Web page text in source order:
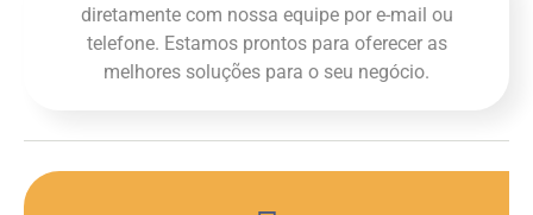
diretamente com nossa equipe por e-mail ou
telefone. Estamos prontos para oferecer as
melhores soluções para o seu negócio.